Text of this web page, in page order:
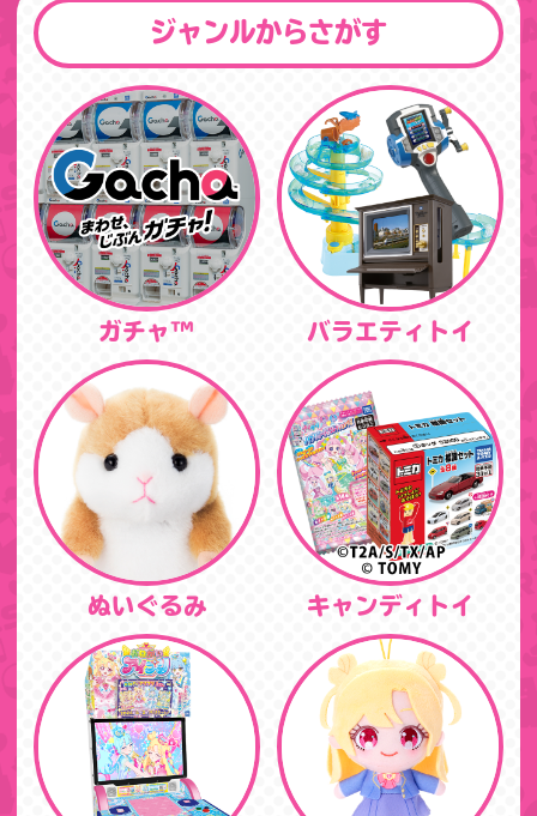
ジャンルからさがす
ガチャ™ バラエティトイ
ぬいぐるみ キャンディトイ